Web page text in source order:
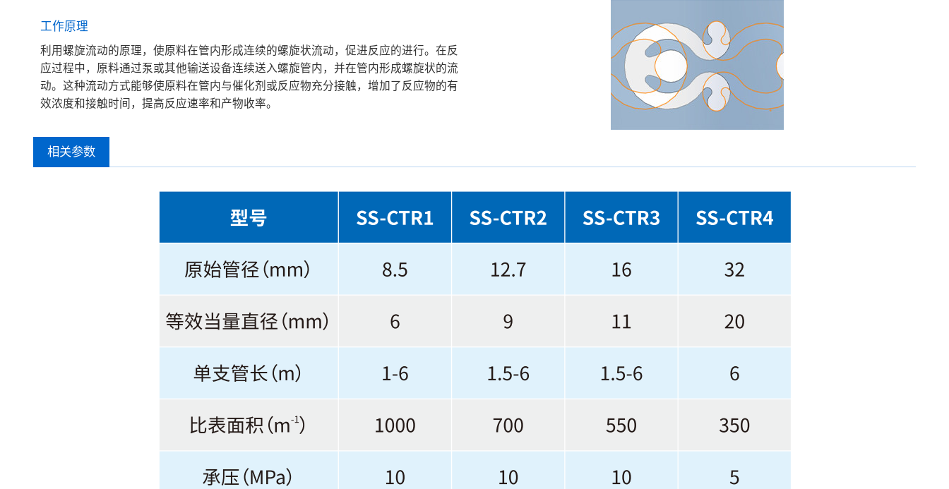
工作原理
利用螺旋流动的原理，使原料在管内形成连续的螺旋状流动，促进反应的进行。在反
应过程中，原料通过泵或其他输送设备连续送入螺旋管内，并在管内形成螺旋状的流
动。这种流动方式能够使原料在管内与催化剂或反应物充分接触，增加了反应物的有
效浓度和接触时间，提高反应速率和产物收率。
相关参数